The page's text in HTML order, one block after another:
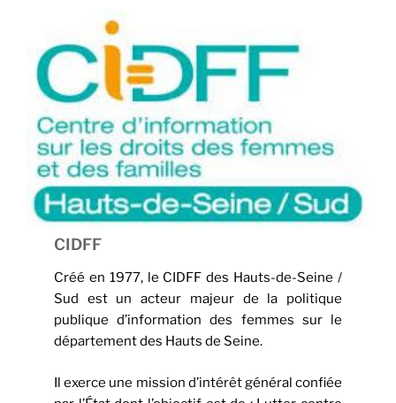
CIDFF
Créé en 1977, le CIDFF des Hauts-de-Seine /
Sud est un acteur majeur de la politique
publique d’information des femmes sur le
département des Hauts de Seine.
Il exerce une mission d’intérêt général confiée